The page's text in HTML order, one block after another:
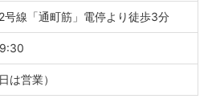
号線「通町筋」電停より徒歩3分
は営業）